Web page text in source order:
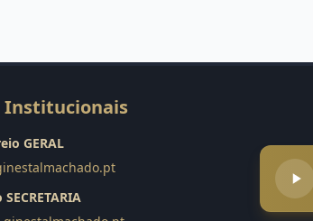
Institucionais
GERAL